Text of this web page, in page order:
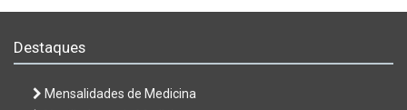
Destaques
Mensalidades de Medicina